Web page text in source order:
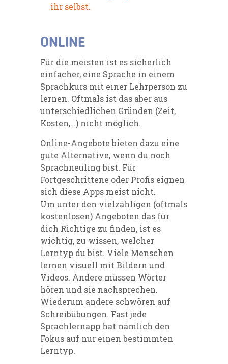
ihr selbst.
ONLINE
Für die meisten ist es sicherlich
einfacher, eine Sprache in einem
Sprachkurs mit einer Lehrperson zu
lernen. Oftmals ist das aber aus
unterschiedlichen Gründen (Zeit,
Kosten,…) nicht möglich.
Online-Angebote bieten dazu eine
gute Alternative, wenn du noch
Sprachneuling bist. Für
Fortgeschrittene oder Profis eignen
sich diese Apps meist nicht.
Um unter den vielzähligen (oftmals
kostenlosen) Angeboten das für
dich Richtige zu finden, ist es
wichtig, zu wissen, welcher
Lerntyp du bist. Viele Menschen
lernen visuell mit Bildern und
Videos. Andere müssen Wörter
hören und sie nachsprechen.
Wiederum andere schwören auf
Schreibübungen. Fast jede
Sprachlernapp hat nämlich den
Fokus auf nur einen bestimmten
Lerntyp.